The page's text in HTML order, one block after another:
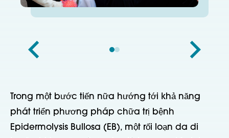
Trong một bước tiến nữa hướng tới khả năng
phát triển phương pháp chữa trị bệnh
Epidermolysis Bullosa (EB), một rối loạn da di